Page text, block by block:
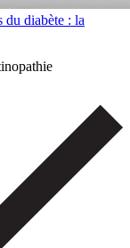
du diabète : la